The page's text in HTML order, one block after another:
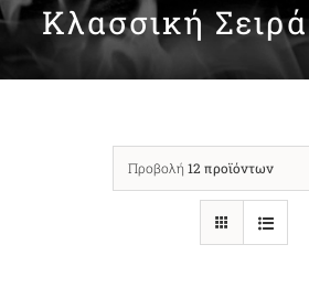
Κλασσική Σειρά
Προβολή 12 προϊόντων